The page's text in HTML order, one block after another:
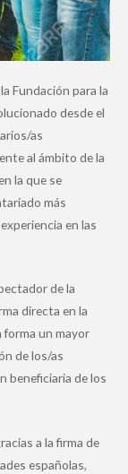
Fundación para la
desde el
as
al ámbito de la
la que se
más
en las
de la
directa en la
forma un mayor
de los/as
beneficiaria de los
a la firma de
españolas,